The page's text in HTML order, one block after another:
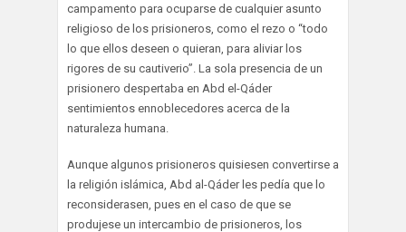
campamento para ocuparse de cualquier asunto
religioso de los prisioneros, como el rezo o “todo
lo que ellos deseen o quieran, para aliviar los
rigores de su cautiverio”. La sola presencia de un
prisionero despertaba en Abd el-Qáder
sentimientos ennoblecedores acerca de la
naturaleza humana.
Aunque algunos prisioneros quisiesen convertirse a
la religión islámica, Abd al-Qáder les pedía que lo
reconsiderasen, pues en el caso de que se
produjese un intercambio de prisioneros, los